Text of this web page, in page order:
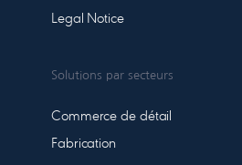
Legal Notice
Solutions par secteurs
Commerce de détail
Fabrication